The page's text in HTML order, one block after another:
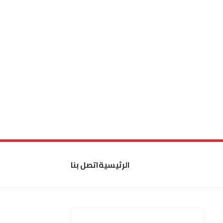
الرئيسيةاتصل بنا